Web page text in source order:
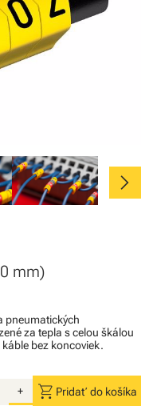
chevron_right
mm)
pneumatických
za tepla s celou škálou
bez koncoviek.
+ shopping_cart Pridať do košíka